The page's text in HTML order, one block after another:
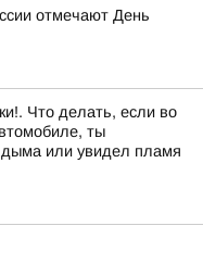
отмечают День
Что делать, если во
ты
дыма или увидел пламя